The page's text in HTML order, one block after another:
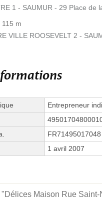
1 - SAUMUR - 29 Place de
115 m
VILLE ROOSEVELT 2 -
Entrepreneur
FR71495017048
1 avril 2007
"Délices Maison Rue